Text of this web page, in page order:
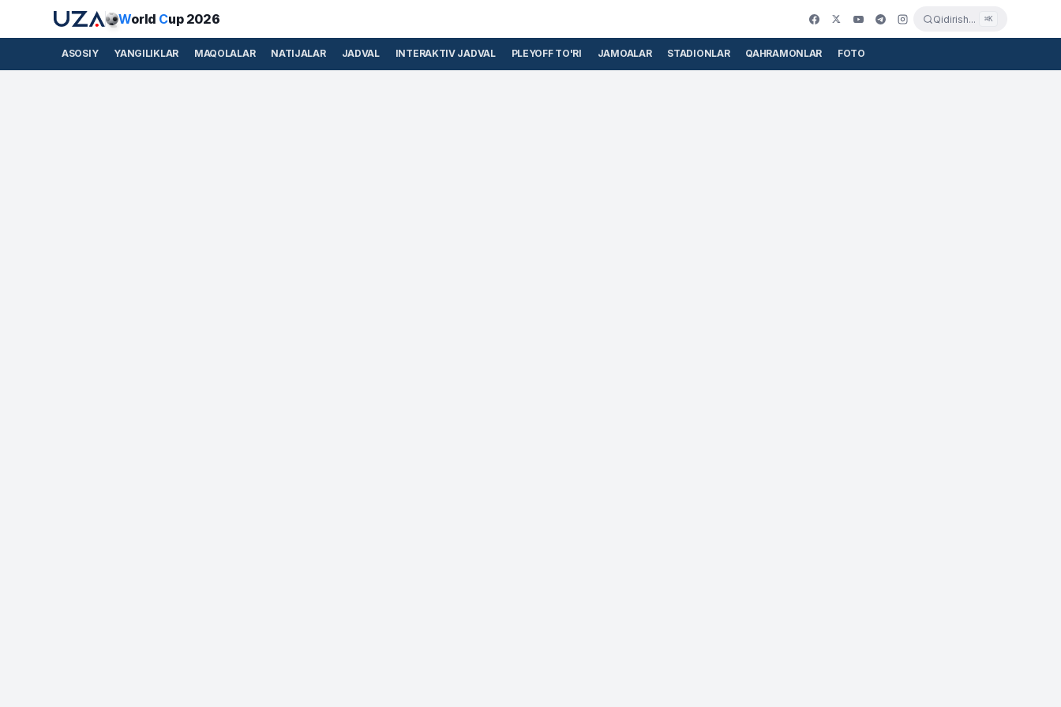
World Cup 2026 Qidirish... ⌘K
ASOSIY YANGILIKLAR MAQOLALAR NATIJALAR JADVAL INTERAKTIV JADVAL PLEYOFF TO'RI JAMOALAR STADIONLAR QAHRAMONLAR FOTO